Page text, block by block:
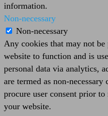
information.
Non-necessary
Non-necessary
Any cookies that may not
website to function and is
personal data via analytics,
are termed as non-
procure user consent prior
your website.